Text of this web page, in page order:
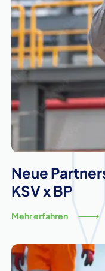
Neue
KSV x BP
Mehr erfahren